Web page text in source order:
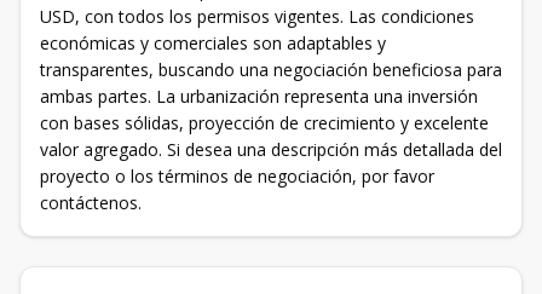
USD, con todos los permisos vigentes. Las condiciones
económicas y comerciales son adaptables y
transparentes, buscando una negociación beneficiosa para
ambas partes. La urbanización representa una inversión
con bases sólidas, proyección de crecimiento y excelente
valor agregado. Si desea una descripción más detallada del
proyecto o los términos de negociación, por favor
contáctenos.